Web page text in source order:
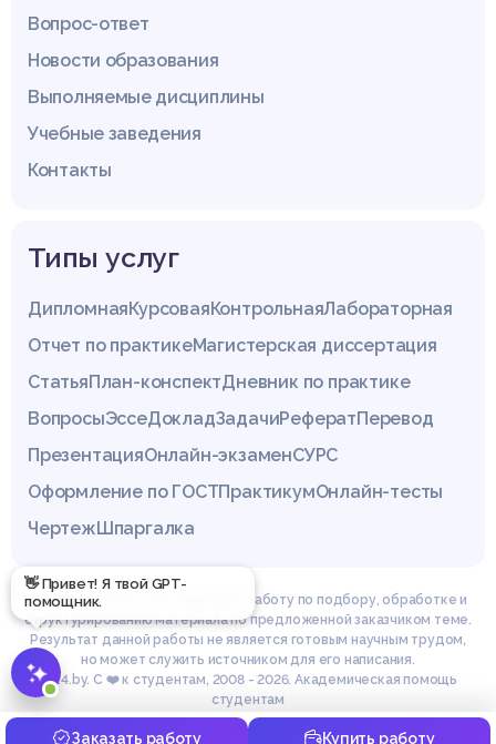
Заказать работу Купить работу
👋 Привет! Я твой GPT-
помощник.
Вопрос-ответ
Новости образования
Выполняемые дисциплины
Учебные заведения
Контакты
Типы услуг
ДипломнаяКурсоваяКонтрольнаяЛабораторная
Отчет по практикеМагистерская диссертация
СтатьяПлан-конспектДневник по практике
ВопросыЭссеДокладЗадачиРефератПеревод
ПрезентацияОнлайн-экзаменСУРС
Оформление по ГОСТПрактикумОнлайн-тесты
ЧертежШпаргалка
Эксперты сайта z4.by проводят работу по подбору, обработке и
структурированию материала по предложенной заказчиком теме.
Результат данной работы не является готовым научным трудом,
но может служить источником для его написания.
© z4.by. С ❤️ к студентам, 2008 - 2026. Академическая помощь
студентам